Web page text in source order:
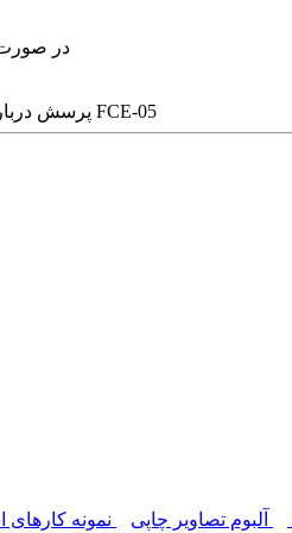
در صورت
پرسش پرده شید تصویری طرح چهره رنگی کد FCE-05
آلبوم تصاویر چاپی نمونه کارهای